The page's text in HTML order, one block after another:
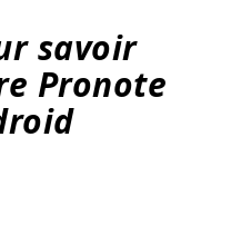
savoir
Pronote